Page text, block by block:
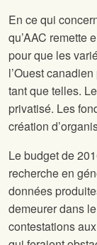
En ce qui
qu’AAC remette
pour que les
l’Ouest
tant que telles.
privatisé. Les
création
Le budget de
recherche en
données
demeurer dans
contestations